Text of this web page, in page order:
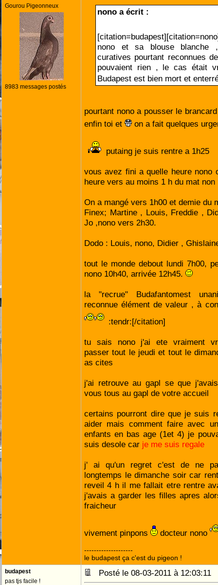
Gourou Pigeonneux
8983 messages postés
nono a écrit :
nono et sa blouse blanche
curatives pourtant reconnues
pouvaient rien , le cas était
Budapest est bien mort et
pourtant nono a pousser le
enfin toi et
on a fait quelques
putaing je suis rentre a 1h25
vous avez fini a quelle heure nono
heure vers au moins 1 h du mat
On a mangé vers 1h00 et demie du
Finex; Martine , Louis, Freddie ,
Jo ,nono vers 2h30.
Dodo : Louis, nono, Didier ,
tout le monde debout lundi 7h00,
nono 10h40, arrivée 12h45.
la "recrue" Budafantomest
reconnue élément de valeur , à
:tendr:[/citation]
tu sais nono j'ai ete vraiment
passer tout le jeudi et tout le
as cites
j'ai retrouve au gapl se que
vous tous au gapl de votre accueil
certains pourront dire que je suis
aider mais comment faire avec
enfants en bas age (1et 4) je
suis desole car je me suis regale
j' ai qu'un regret c'est de ne
longtemps le dimanche soir car
reveil 4 h il me fallait etre rentre
j'avais a garder les filles apres
fraicheur
vivement pinpons docteur nono
--------------------
le budapest ça c'est du pigeon !
budapest
pas tjs facile !
Posté le 08-03-2011 à 12:03:11